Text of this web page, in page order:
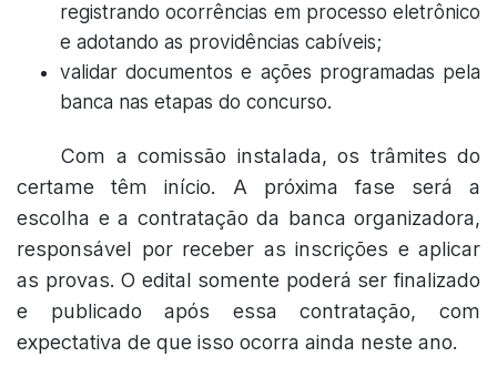
registrando ocorrências em processo eletrônico
e adotando as providências cabíveis;
validar documentos e ações programadas pela
banca nas etapas do concurso.
Com a comissão instalada, os trâmites do
certame têm início. A próxima fase será a
escolha e a contratação da banca organizadora,
responsável por receber as inscrições e aplicar
as provas. O edital somente poderá ser finalizado
e publicado após essa contratação, com
expectativa de que isso ocorra ainda neste ano.